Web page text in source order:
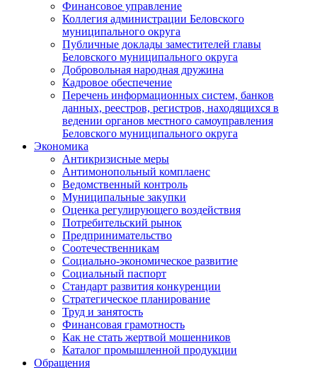
Финансовое управление
Коллегия администрации Беловского
муниципального округа
Публичные доклады заместителей главы
Беловского муниципального округа
Добровольная народная дружина
Кадровое обеспечение
Перечень информационных систем, банков
данных, реестров, регистров, находящихся в
ведении органов местного самоуправления
Беловского муниципального округа
Экономика
Антикризисные меры
Антимонопольный комплаенс
Ведомственный контроль
Муниципальные закупки
Оценка регулирующего воздействия
Потребительский рынок
Предпринимательство
Соотечественникам
Социально-экономическое развитие
Социальный паспорт
Стандарт развития конкуренции
Стратегическое планирование
Труд и занятость
Финансовая грамотность
Как не стать жертвой мошенников
Каталог промышленной продукции
Обращения